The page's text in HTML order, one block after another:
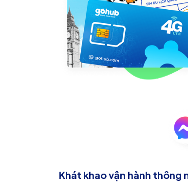
Khát khao vận hành thông